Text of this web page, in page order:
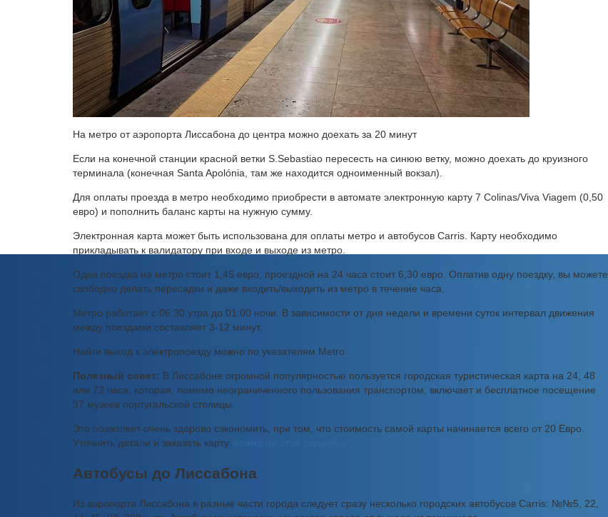
На метро от аэропорта Лиссабона до центра можно доехать за 20 минут
Если на конечной станции красной ветки S.Sebastiao пересесть на синюю ветку, можно доехать до круизного
терминала (конечная Santa Apolónia, там же находится одноименный вокзал).
Для оплаты проезда в метро необходимо приобрести в автомате электронную карту 7 Colinas/Viva Viagem (0,50
евро) и пополнить баланс карты на нужную сумму.
Электронная карта может быть использована для оплаты метро и автобусов Carris. Карту необходимо
прикладывать к валидатору при входе и выходе из метро.
Одна поездка на метро стоит 1,45 евро, проездной на 24 часа стоит 6,30 евро. Оплатив одну поездку, вы можете
свободно делать пересадки и даже входить/выходить из метро в течение часа.
Метро работает с 06:30 утра до 01:00 ночи. В зависимости от дня недели и времени суток интервал движения
между поездами составляет 3-12 минут.
Найти выход к электропоезду можно по указателям Metro.
Полезный совет: В Лиссабоне огромной популярностью пользуется городская туристическая карта на 24, 48
или 72 часа, которая, помимо неограниченного пользования транспортом, включает и бесплатное посещение
37 музеев португальской столицы.
Это позволяет очень здорово сэкономить, при том, что стоимость самой карты начинается всего от 20 Евро.
Уточнить детали и заказать карту
Автобусы до Лиссабона
Из аэропорта Лиссабона в разные части города следует сразу несколько городских автобусов Carris: №№5, 22,